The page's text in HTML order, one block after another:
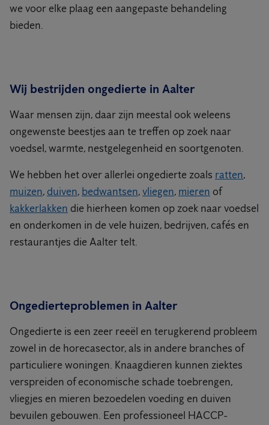
we voor elke plaag een aangepaste behandeling
bieden.
Wij bestrijden ongedierte in Aalter
Waar mensen zijn, daar zijn meestal ook weleens
ongewenste beestjes aan te treffen op zoek naar
voedsel, warmte, nestgelegenheid en soortgenoten.
We hebben het over allerlei ongedierte zoals ratten,
muizen, duiven, bedwantsen,vliegen, mieren of
kakkerlakken die hierheen komen op zoek naar voedsel
en onderkomen in de vele huizen, bedrijven, cafés en
restaurantjes die Aalter telt.
Ongedierteproblemen in Aalter
Ongedierte is een zeer reeël en terugkerend probleem
zowel in de horecasector, als in andere branches of
particuliere woningen. Knaagdieren kunnen ziektes
verspreiden of economische schade toebrengen,
vliegjes en mieren bezoedelen voeding en duiven
bevuilen gebouwen. Een professioneel HACCP-